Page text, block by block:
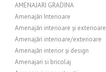
AMENAJARI GRADINA
Amenajări Interioare
Amenajări interioare și exterioare
Amenajări interioare/exterioare
Amenajări interior și design
Amenajari si bricolaj